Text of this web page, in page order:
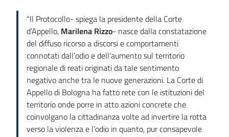
“Il Protocollo- spiega la presidente della Corte
d’Appello, Marilena Rizzo- nasce dalla constatazione
del diffuso ricorso a discorsi e comportamenti
connotati dall’odio e dell’aumento sul territorio
regionale di reati originati da tale sentimento
negativo anche tra le nuove generazioni. La Corte di
Appello di Bologna ha fatto rete con le istituzioni del
territorio onde porre in atto azioni concrete che
coinvolgano la cittadinanza volte ad invertire la rotta
verso la violenza e l’odio in quanto, pur consapevole